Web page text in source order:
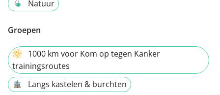
Natuur
Groepen
1000 km voor Kom op tegen Kanker
trainingsroutes
Langs kastelen & burchten